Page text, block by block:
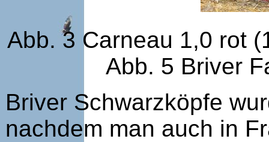
Abb. 3 Carneau 1,0 rot
Abb. 5 Briver
Briver Schwarzköpfe
nachdem man auch in